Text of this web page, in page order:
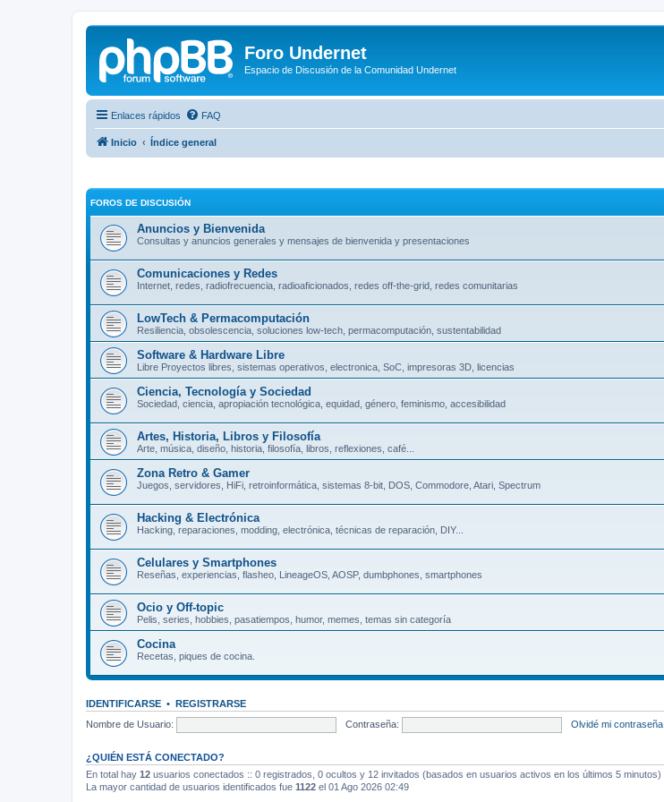
Foro Undernet
Espacio de Discusión de la Comunidad Undernet
Enlaces rápidos FAQ
Inicio Índice general
FOROS DE DISCUSIÓN
Anuncios y Bienvenida
Consultas y anuncios generales y mensajes de bienvenida y presentaciones
Comunicaciones y Redes
Internet, redes, radiofrecuencia, radioaficionados, redes off-the-grid, redes comunitarias
LowTech & Permacomputación
Resiliencia, obsolescencia, soluciones low-tech, permacomputación, sustentabilidad
Software & Hardware Libre
Libre Proyectos libres, sistemas operativos, electronica, SoC, impresoras 3D, licencias
Ciencia, Tecnología y Sociedad
Sociedad, ciencia, apropiación tecnológica, equidad, género, feminismo, accesibilidad
Artes, Historia, Libros y Filosofía
Arte, música, diseño, historia, filosofía, libros, reflexiones, café...
Zona Retro & Gamer
Juegos, servidores, HiFi, retroinformática, sistemas 8-bit, DOS, Commodore, Atari, Spectrum
Hacking & Electrónica
Hacking, reparaciones, modding, electrónica, técnicas de reparación, DIY...
Celulares y Smartphones
Reseñas, experiencias, flasheo, LineageOS, AOSP, dumbphones, smartphones
Ocio y Off-topic
Pelis, series, hobbies, pasatiempos, humor, memes, temas sin categoría
Cocina
Recetas, piques de cocina.
IDENTIFICARSE • REGISTRARSE
Nombre de Usuario:
Contraseña: Olvidé mi contraseña
¿QUIÉN ESTÁ CONECTADO?
En total hay 12 usuarios conectados :: 0 registrados, 0 ocultos y 12 invitados (basados en usuarios activos en los últimos 5 minutos)
La mayor cantidad de usuarios identificados fue 1122 el 01 Ago 2026 02:49